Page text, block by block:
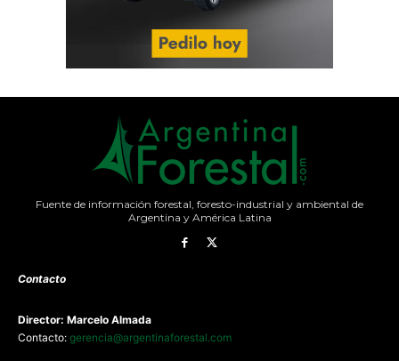
Fuente de información forestal, foresto-industrial y ambiental de
Argentina y América Latina
Contacto
Director: Marcelo Almada
Contacto: gerencia@argentinaforestal.com